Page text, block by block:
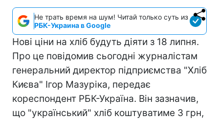
Не трать время на шум! Читай только суть из
РБК-Украина в Google
Нові ціни на хліб будуть діяти з 18 липня.
Про це повідомив сьогодні журналістам
генеральний директор підприємства "Хліб
Києва" Ігор Мазуріка, передає
кореспондент РБК-Україна. Він зазначив,
що "український" хліб коштуватиме 3 грн,